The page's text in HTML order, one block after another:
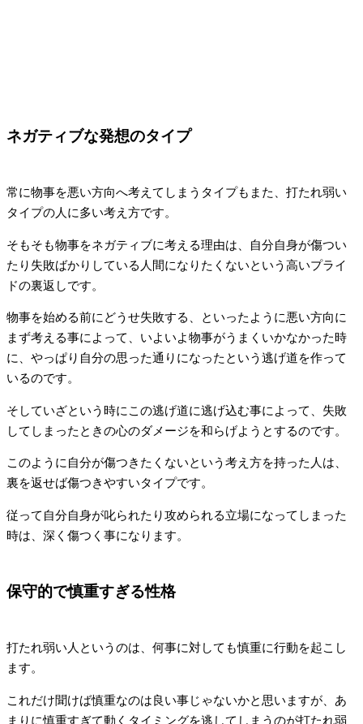
ネガティブな発想のタイプ
常に物事を悪い方向へ考えてしまうタイプもまた、打たれ弱い
タイプの人に多い考え方です。
そもそも物事をネガティブに考える理由は、自分自身が傷つい
たり失敗ばかりしている人間になりたくないという高いプライ
ドの裏返しです。
物事を始める前にどうせ失敗する、といったように悪い方向に
まず考える事によって、いよいよ物事がうまくいかなかった時
に、やっぱり自分の思った通りになったという逃げ道を作って
いるのです。
そしていざという時にこの逃げ道に逃げ込む事によって、失敗
してしまったときの心のダメージを和らげようとするのです。
このように自分が傷つきたくないという考え方を持った人は、
裏を返せば傷つきやすいタイプです。
従って自分自身が叱られたり攻められる立場になってしまった
時は、深く傷つく事になります。
保守的で慎重すぎる性格
打たれ弱い人というのは、何事に対しても慎重に行動を起こし
ます。
これだけ聞けば慎重なのは良い事じゃないかと思いますが、あ
まりに慎重すぎて動くタイミングを逃してしまうのが打たれ弱